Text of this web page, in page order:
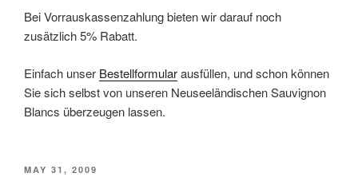
Bei Vorrauskassenzahlung bieten wir darauf noch
zusätzlich 5% Rabatt.
Einfach unser Bestellformularausfüllen, und schon können
Sie sich selbst von unseren Neuseeländischen Sauvignon
Blancs überzeugen lassen.
POSTED
MAY 31, 2009